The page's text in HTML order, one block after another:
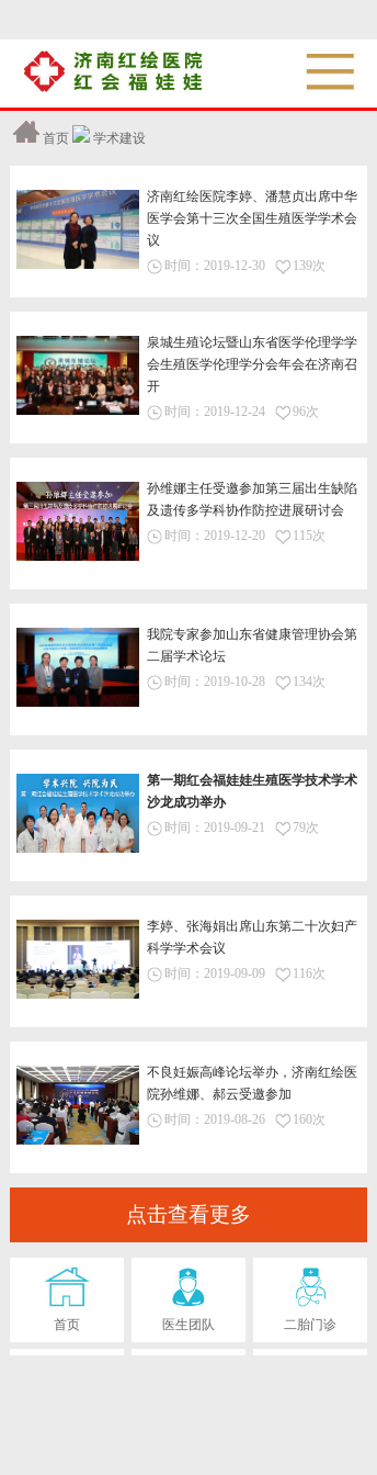
首页 学术建设
济南红绘医院李婷、潘慧贞出席中华
医学会第十三次全国生殖医学学术会
议
时间： 2019-12-30 139次
泉城生殖论坛暨山东省医学伦理学学
会生殖医学伦理学分会年会在济南召
开
时间： 2019-12-24 96次
孙维娜主任受邀参加第三届出生缺陷
及遗传多学科协作防控进展研讨会
时间： 2019-12-20 115次
我院专家参加山东省健康管理协会第
二届学术论坛
时间： 2019-10-28 134次
第一期红会福娃娃生殖医学技术学术
沙龙成功举办
时间： 2019-09-21 79次
李婷、张海娟出席山东第二十次妇产
科学学术会议
时间： 2019-09-09 116次
不良妊娠高峰论坛举办，济南红绘医
院孙维娜、郝云受邀参加
时间： 2019-08-26 160次
点击查看更多
首页 医生团队 二胎门诊